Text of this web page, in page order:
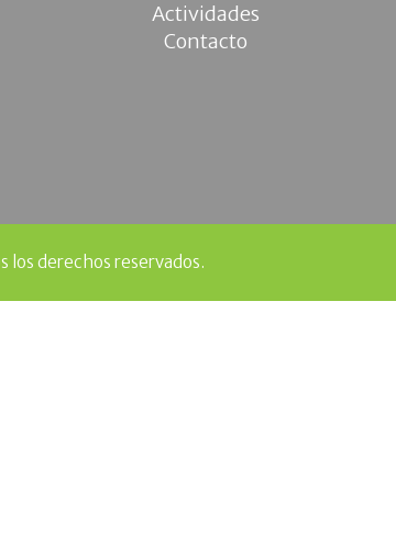
Actividades
Contacto
los derechos reservados.